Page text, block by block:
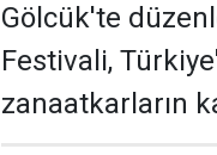
Gölcük'te
Festivali,
zanaatkarların